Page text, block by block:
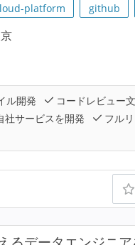
platform github
ル開発
コードレビュー
社サービスを開発
フル